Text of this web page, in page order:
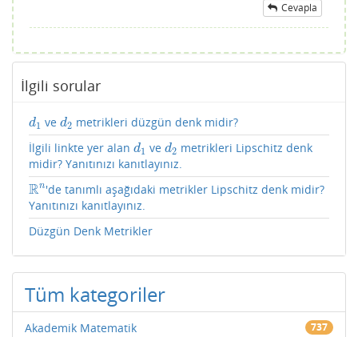
Cevapla
İlgili sorular
d1
d1 ved2
d2 metrikleri düzgün denk midir?
İlgili linkte yer alan d1
d1 ved2
d2 metrikleri Lipschitz denk
midir? Yanıtınızı kanıtlayınız.
Rn
Rn 'de tanımlı aşağıdaki metrikler Lipschitz denk midir?
Yanıtınızı kanıtlayınız.
Düzgün Denk Metrikler
Tüm kategoriler
Akademik Matematik 737